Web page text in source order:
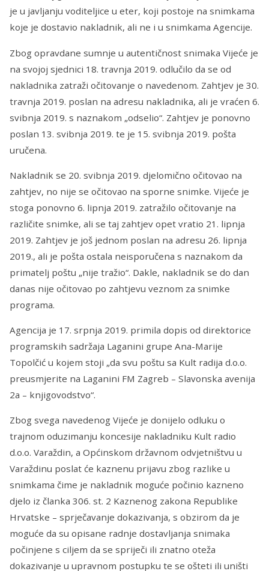
je u javljanju voditeljice u eter, koji postoje na snimkama
koje je dostavio nakladnik, ali ne i u snimkama Agencije.
Zbog opravdane sumnje u autentičnost snimaka Vijeće je
na svojoj sjednici 18. travnja 2019. odlučilo da se od
nakladnika zatraži očitovanje o navedenom. Zahtjev je 30.
travnja 2019. poslan na adresu nakladnika, ali je vraćen 6.
svibnja 2019. s naznakom „odselio“. Zahtjev je ponovno
poslan 13. svibnja 2019. te je 15. svibnja 2019. pošta
uručena.
Nakladnik se 20. svibnja 2019. djelomično očitovao na
zahtjev, no nije se očitovao na sporne snimke. Vijeće je
stoga ponovno 6. lipnja 2019. zatražilo očitovanje na
različite snimke, ali se taj zahtjev opet vratio 21. lipnja
2019. Zahtjev je još jednom poslan na adresu 26. lipnja
2019., ali je pošta ostala neisporučena s naznakom da
primatelj poštu „nije tražio“. Dakle, nakladnik se do dan
danas nije očitovao po zahtjevu veznom za snimke
programa.
Agencija je 17. srpnja 2019. primila dopis od direktorice
programskih sadržaja Laganini grupe Ana-Marije
Topolčić u kojem stoji „da svu poštu sa Kult radija d.o.o.
preusmjerite na Laganini FM Zagreb – Slavonska avenija
2a – knjigovodstvo“.
Zbog svega navedenog Vijeće je donijelo odluku o
trajnom oduzimanju koncesije nakladniku Kult radio
d.o.o. Varaždin, a Općinskom državnom odvjetništvu u
Varaždinu poslat će kaznenu prijavu zbog razlike u
snimkama čime je nakladnik moguće počinio kazneno
djelo iz članka 306. st. 2 Kaznenog zakona Republike
Hrvatske – sprječavanje dokazivanja, s obzirom da je
moguće da su opisane radnje dostavljanja snimaka
počinjene s ciljem da se spriječi ili znatno oteža
dokazivanje u upravnom postupku te se ošteti ili uništi